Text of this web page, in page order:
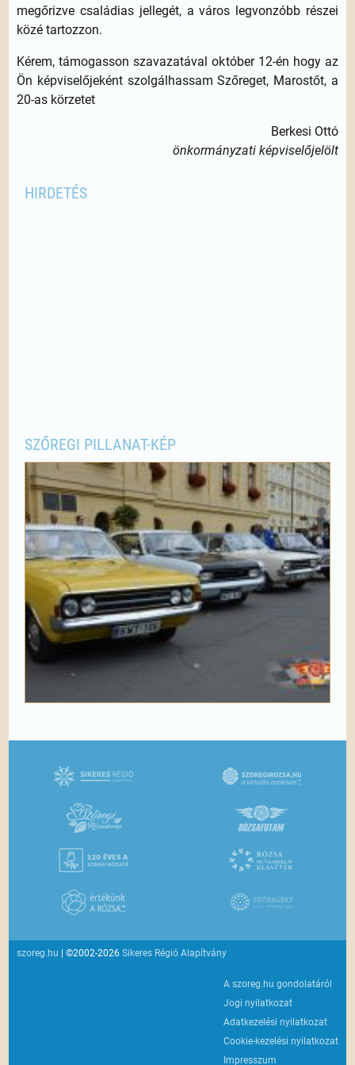
megőrizve családias jellegét, a város legvonzóbb részei
közé tartozzon.
Kérem, támogasson szavazatával október 12-én hogy az
Ön képviselőjeként szolgálhassam Szőreget, Marostőt, a
20-as körzetet
Berkesi Ottó
önkormányzati képviselőjelölt
HIRDETÉS
SZŐREGI PILLANAT-KÉP
szoreg.hu | ©2002-2026Sikeres Régió Alapítvány
A szoreg.hu gondolatáról
Jogi nyilatkozat
Adatkezelési nyilatkozat
Cookie-kezelési nyilatkozat
Impresszum